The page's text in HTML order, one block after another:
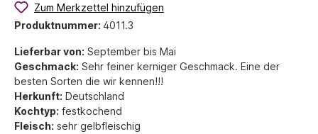
Zum Merkzettel hinzufügen
Produktnummer: 4011.3
Lieferbar von: September bis Mai
Geschmack: Sehr feiner kerniger Geschmack. Eine der
besten Sorten die wir kennen!!!
Herkunft: Deutschland
Kochtyp: festkochend
Fleisch: sehr gelbfleischig